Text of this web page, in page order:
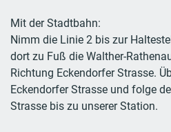
Mit der Stadtbahn:
Nimm die Linie 2 bis zur
dort zu Fuß die Walther-
Richtung Eckendorfer Strasse.
Eckendorfer Strasse und folge
Strasse bis zu unserer Station.